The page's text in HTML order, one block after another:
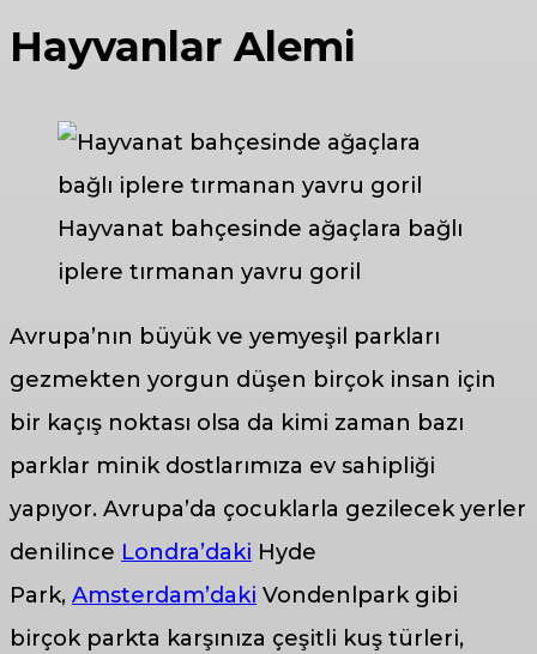
Hayvanlar Alemi
Hayvanat bahçesinde ağaçlara bağlı
iplere tırmanan yavru goril
Avrupa’nın büyük ve yemyeşil parkları
gezmekten yorgun düşen birçok insan için
bir kaçış noktası olsa da kimi zaman bazı
parklar minik dostlarımıza ev sahipliği
yapıyor. Avrupa’da çocuklarla gezilecek yerler
denilince Londra’daki Hyde
Park, Amsterdam’daki Vondenlpark gibi
birçok parkta karşınıza çeşitli kuş türleri,